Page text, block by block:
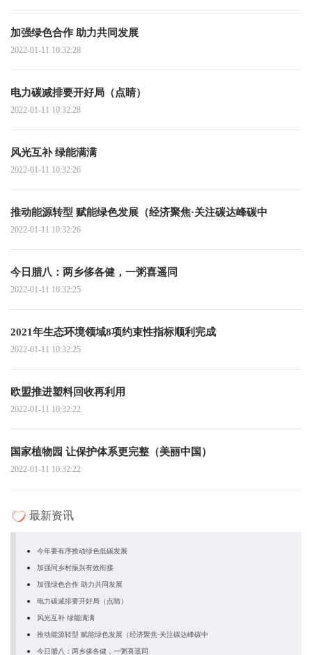
加强绿色合作 助力共同发展
2022-01-11 10:32:28
电力碳减排要开好局（点睛）
2022-01-11 10:32:28
风光互补 绿能满满
2022-01-11 10:32:26
推动能源转型 赋能绿色发展（经济聚焦·关注碳达峰碳中
2022-01-11 10:32:26
今日腊八：两乡侈各健，一粥喜遥同
2022-01-11 10:32:25
2021年生态环境领域8项约束性指标顺利完成
2022-01-11 10:32:25
欧盟推进塑料回收再利用
2022-01-11 10:32:22
国家植物园 让保护体系更完整（美丽中国）
2022-01-11 10:32:22
最新资讯
今年要有序推动绿色低碳发展
加强同乡村振兴有效衔接
加强绿色合作 助力共同发展
电力碳减排要开好局（点睛）
风光互补 绿能满满
推动能源转型 赋能绿色发展（经济聚焦·关注碳达峰碳中
今日腊八：两乡侈各健，一粥喜遥同